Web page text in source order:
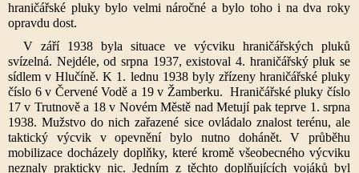
hraničářské pluky bylo velmi náročné a bylo toho i na dva roky
opravdu dost.
V září 1938 byla situace ve výcviku hraničářských pluků
svízelná. Nejdéle, od srpna 1937, existoval 4. hraničářský pluk se
sídlem v Hlučíně. K 1. lednu 1938 byly zřízeny hraničářské pluky
číslo 6 v Červené Vodě a 19 v Žamberku. Hraničářské pluky číslo
17 v Trutnově a 18 v Novém Městě nad Metují pak teprve 1. srpna
1938. Mužstvo do nich zařazené sice ovládalo znalost terénu, ale
taktický výcvik v opevnění bylo nutno dohánět. V průběhu
mobilizace docházely doplňky, které kromě všeobecného výcviku
neznaly prakticky nic. Jedním z těchto doplňujících vojáků byl